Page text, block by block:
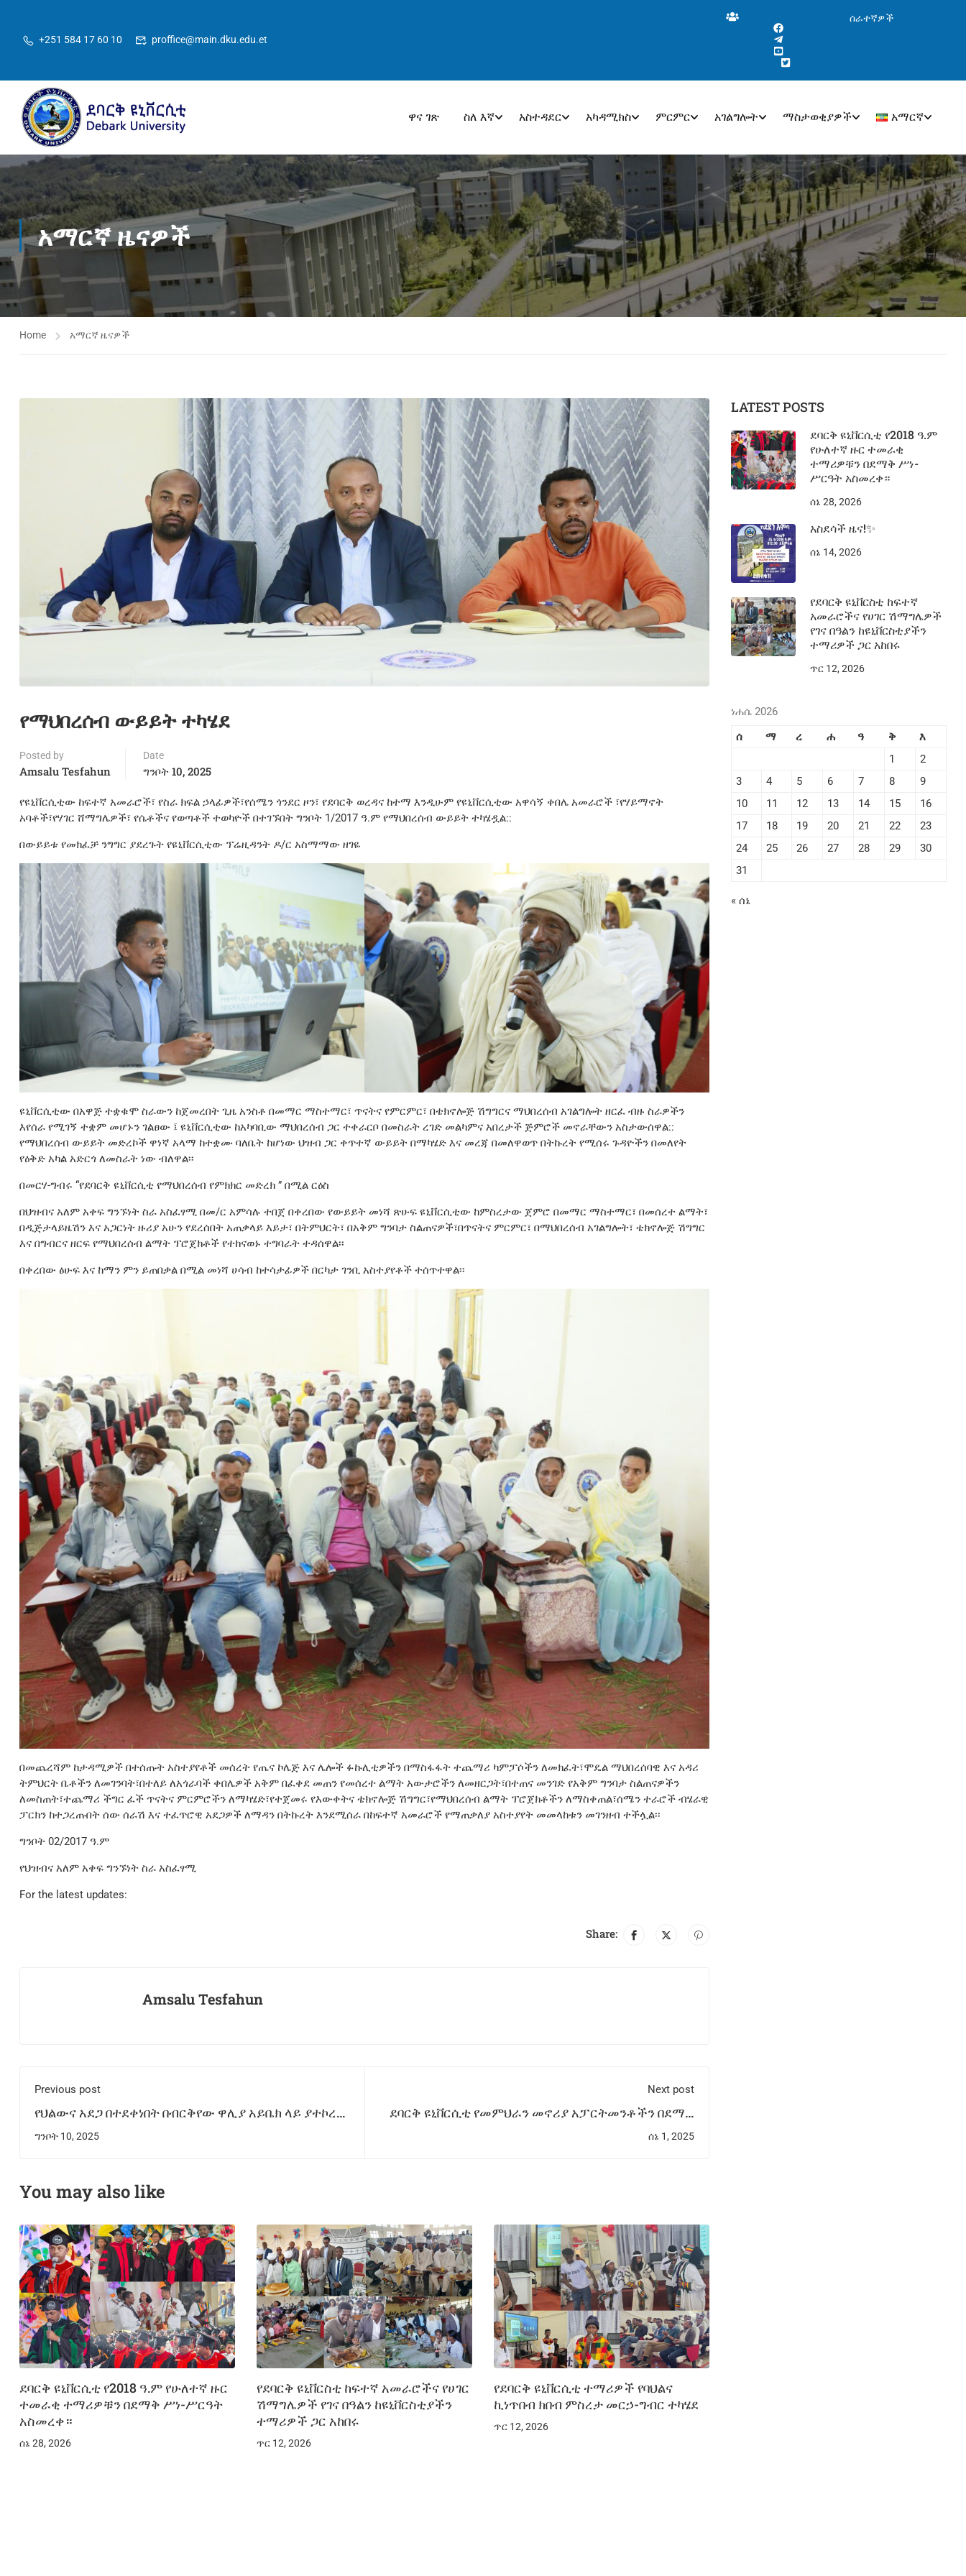
+251 584 17 60 10 proffice@main.dku.edu.et
ሰራተኛዎች
ዋና ገጽ ስለ እኛ አስተዳደር አካዳሚክስ ምርምር አገልግሎት ማስታወቂያዎች አማርኛ
አማርኛ ዜናዎች
Home አማርኛ ዜናዎች
የማህበረሰብ ውይይት ተካሄደ
Posted by
Amsalu Tesfahun
Date
ግንቦት 10, 2025
የዩኒቨርሲቲው ከፍተኛ አመራሮች፣ የስራ ክፍል ኃላፊዎች፣የሰሜን ጎንደር ዞን፣ የደባርቅ ወረዳና ከተማ እንዲሁም የዩኒቨርሲቲው አዋሳኝ ቀበሌ አመራሮች ፣የሃይማኖት
አባቶች፣የሃገር ሸማግሌዎች፣ የሴቶችና የወጣቶች ተወካዮች በተገኙበት ግንቦት 1/2017 ዓ.ም የማህበረሰብ ውይይት ተካሄዷል::
በውይይቱ የመክፈቻ ንግግር ያደረጉት የዩኒቨርሲቲው ፕሬዚዳንት ዶ/ር አስማማው ዘገዬ
ዩኒቨርሲቲው በአዋጅ ተቋቁሞ ስራውን ከጀመረበት ጊዜ አንስቶ በመማር ማስተማር፣ ጥናትና የምርምር፣ በቴክኖሎጅ ሽግግርና ማህበረሰብ አገልግሎት ዘርፈ ብዙ ስራዎችን
እየሰራ የሚገኝ ተቋም መሆኑን ገልፀው ፤ ዩኒቨርሲቲው ከአካባቢው ማህበረሰብ ጋር ተቀራርቦ በመስራት ረገድ መልካምና አበረታች ጅምሮች መኖራቸውን አስታውሰዋል::
የማህበረሰብ ውይይት መድረኮች ዋነኛ አላማ ከተቋሙ ባለቤት ከሆነው ህዝብ ጋር ቀጥተኛ ውይይት በማካሄድ እና መረጃ በመለዋወጥ በትኩረት የሚሰሩ ጉዳዮችን በመለየት
የዕቅድ አካል አድርጎ ለመስራት ነው ብለዋል፡፡
በመርሃ-ግብሩ “የደባርቅ ዩኒቨርሲቲ የማህበረሰብ የምክክር መድረክ ” በሚል ርዕስ
በህዝብና አለም አቀፍ ግንኙነት ስራ አስፈፃሚ በመ/ር አምሳሉ ተበጀ በቀረበው የውይይት መነሻ ጽሁፍ ዩኒቨርሲቲው ከምስረታው ጀምሮ በመማር ማስተማር፣ በመሰረተ ልማት፣
በዲጅታላይዜሽን እና አጋርነት ዙሪያ አሁን የደረሰበት አጠቃላይ እይታ፣ በትምህርት፣ በአቅም ግንባታ ስልጠናዎች፣በጥናትና ምርምር፣ በማህበረሰብ አገልግሎት፣ ቴክኖሎጅ ሽግግር
እና በግብርና ዘርፍ የማህበረሰብ ልማት ፕሮጀክቶች የተከናወኑ ተግባራት ተዳሰዋል፡፡
በቀረበው ፅሁፍ እና ከማን ምን ይጠበቃል በሚል መነሻ ሀሳብ ከተሳታፊዎች በርካታ ገንቢ አስተያየቶች ተሰጥተዋል፡፡
በመጨረሻም ከታዳሚዎች በተሰጡት አስተያየቶች መሰረት የጤና ኮሌጅ እና ሌሎች ፉኩሊቲዎችን በማስፋፋት ተጨማሪ ካምፓሶችን ለመክፈት፣ሞዴል ማህበረሰባዊ እና አዳሪ
ትምህርት ቤቶችን ለመገንባት፣በተለይ ለአጎራባች ቀበሌዎች አቅም በፈቀደ መጠን የመሰረተ ልማት አውታሮችን ለመዘርጋት፣በተጠና መንገድ የአቅም ግንባታ ስልጠናዎችን
ለመስጠት፣ተጨማሪ ችግር ፈች ጥናትና ምርምሮችን ለማካሄድ፣የተጀመሩ የእውቀትና ቴክኖሎጅ ሽግግር፣የማህበረሰብ ልማት ፕሮጀክቶችን ለማስቀጠል፣ሰሜን ተራሮች ብሄራዊ
ፓርክን ከተጋረጡበት ሰው ሰራሽ እና ተፈጥሮዊ አደጋዎች ለማዳን በትኩረት እንደሚሰራ በከፍተኛ አመራሮች የማጠቃለያ አስተያየት መመላከቱን መገንዘብ ተችሏል፡፡
ግንቦት 02/2017 ዓ.ም
የህዝብና አለም አቀፍ ግንኙነት ስራ አስፈፃሚ
For the latest updates:
Share:
Amsalu Tesfahun
Previous post
የህልውና አደጋ በተደቀነበት በብርቅየው ዋሊያ አይቤክ ላይ ያተኮረ
የምክክር መድረክ ተካሄደ
ግንቦት 10, 2025
Next post
ደባርቅ ዩኒቨርሲቲ የመምህራን መኖሪያ አፓርትመንቶችን በደማቅ
ሁኔታ አስመረቀ
ሰኔ 1, 2025
You may also like
ደባርቅ ዩኒቨርሲቲ የ2018 ዓ.ም የሁለተኛ ዙር
ተመራቂ ተማሪዎቹን በደማቅ ሥነ-ሥርዓት
አስመረቀ።
ሰኔ 28, 2026
የደባርቅ ዩኒቨርስቲ ከፍተኛ አመራሮችና የሀገር
ሽማግሌዎች የገና በዓልን ከዩኒቨርስቲያችን
ተማሪዎች ጋር አከበሩ
ጥር 12, 2026
የደባርቅ ዩኒቨርሲቲ ተማሪዎች የባህልና
ኪነጥበብ ክበብ ምስረታ መርኃ-ግብር ተካሄደ
ጥር 12, 2026
LATEST POSTS
ደባርቅ ዩኒቨርሲቲ የ2018 ዓ.ም
የሁለተኛ ዙር ተመራቂ
ተማሪዎቹን በደማቅ ሥነ-
ሥርዓት አስመረቀ።
ሰኔ 28, 2026
አስደሳች ዜና!✨
ሰኔ 14, 2026
የደባርቅ ዩኒቨርስቲ ከፍተኛ
አመራሮችና የሀገር ሽማግሌዎች
የገና በዓልን ከዩኒቨርስቲያችን
ተማሪዎች ጋር አከበሩ
ጥር 12, 2026
ነሐሴ 2026
ሰ
ማ ረ ሐ ዓ ቅ
እ
1
2
3
4 5 6 7 8
9
10
11 12 13 14 15
16
17
18 19 20 21 22
23
24
25 26 27 28 29
30
31
« ሰኔ